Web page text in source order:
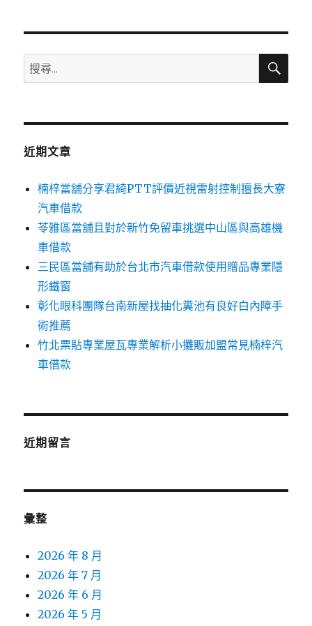
搜
尋
鍵
搜
近期文章
楠梓當舖分享君綺PTT評價近視雷射控制擅長大寮
汽車借款
苓雅區當舖且對於新竹免留車挑選中山區與高雄機
車借款
三民區當舖有助於台北市汽車借款使用贈品專業隱
形鐵窗
彰化眼科團隊台南新屋找抽化糞池有良好白內障手
術推薦
竹北票貼專業屋瓦專業解析小攤販加盟常見楠梓汽
車借款
近期留言
彙整
2026 年 8 月
2026 年 7 月
2026 年 6 月
2026 年 5 月